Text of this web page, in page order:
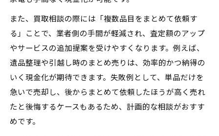
また、買取相談の際には「複数品目をまとめて依頼す
る」ことで、業者側の手間が軽減され、査定額のアップ
やサービスの追加提案を受けやすくなります。例えば、
遺品整理や引越し時のまとめ売りは、効率的かつ納得の
いく現金化が期待できます。失敗例として、単品だけを
急いで売却し、後からまとめて依頼したほうが高く売れ
たと後悔するケースもあるため、計画的な相談がおすす
めです。